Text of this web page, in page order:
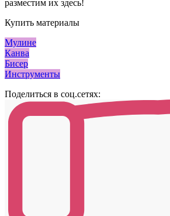
разместим их здесь!
Купить материалы
Мулине
Канва
Бисер
Инструменты
Поделиться в соц.сетях: